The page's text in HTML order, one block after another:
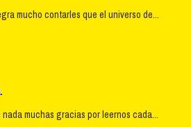
mucho contarles que el universo de...
nada muchas gracias por leernos cada...